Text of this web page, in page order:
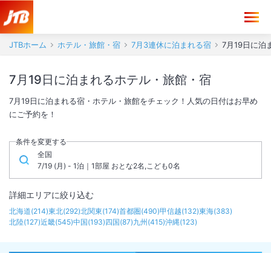
JTBホーム ホテル・旅館・宿 7月3連休に泊まれる宿 7月19日に泊
7月19日に泊まれるホテル・旅館・宿
7月19日に泊まれる宿・ホテル・旅館をチェック！人気の日付はお早め
にご予約を！
条件を変更する
全国
7/19 (月) - 1泊｜1部屋 おとな2名,こども0名
詳細エリアに絞り込む
北海道(214)東北(292)北関東(174)首都圏(490)甲信越(132)東海(383)
北陸(127)近畿(545)中国(193)四国(87)九州 (415)沖縄(123)